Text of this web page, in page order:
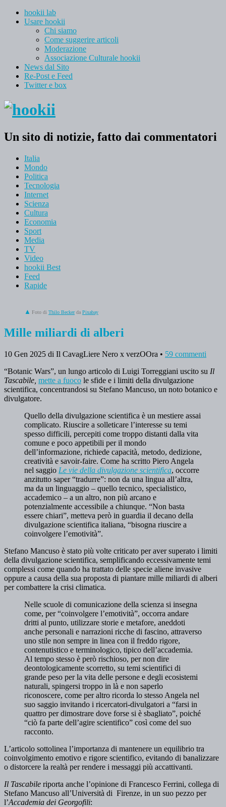
hookii lab
Usare hookii
Chi siamo
Come suggerire articoli
Moderazione
Associazione Culturale hookii
News dal Sito
Re-Post e Feed
Twitter e box
Un sito di notizie, fatto dai commentatori
Italia
Mondo
Politica
Tecnologia
Internet
Scienza
Cultura
Economia
Sport
Media
TV
Video
hookii Best
Feed
Rapide
Foto di Thilo Beckerda Pixabay
Mille miliardi di alberi
10 Gen 2025 di Il CavagLiere Nero x verzOOra • 59 commenti
“Botanic Wars”, un lungo articolo di Luigi Torreggiani uscito su Il
Tascabile, mette a fuoco le sfide e i limiti della divulgazione
scientifica, concentrandosi su Stefano Mancuso, un noto botanico e
divulgatore.
Quello della divulgazione scientifica è un mestiere assai
complicato. Riuscire a solleticare l’interesse su temi
spesso difficili, percepiti come troppo distanti dalla vita
comune e poco appetibili per il mondo
dell’informazione, richiede capacità, metodo, dedizione,
creatività e savoir-faire. Come ha scritto Piero Angela
nel saggio Le vie della divulgazione scientifica, occorre
anzitutto saper “tradurre”: non da una lingua all’altra,
ma da un linguaggio – quello tecnico, specialistico,
accademico – a un altro, non più arcano e
potenzialmente accessibile a chiunque. “Non basta
essere chiari”, metteva però in guardia il decano della
divulgazione scientifica italiana, “bisogna riuscire a
coinvolgere l’emotività”.
Stefano Mancuso è stato più volte criticato per aver superato i limiti
della divulgazione scientifica, semplificando eccessivamente temi
complessi come quando ha trattato delle specie aliene invasive
oppure a causa della sua proposta di piantare mille miliardi di alberi
per combattere la crisi climatica.
Nelle scuole di comunicazione della scienza si insegna
come, per “coinvolgere l’emotività”, occorra andare
dritti al punto, utilizzare storie e metafore, aneddoti
anche personali e narrazioni ricche di fascino, attraverso
uno stile non sempre in linea con il freddo rigore,
contenutistico e terminologico, tipico dell’accademia.
Al tempo stesso è però rischioso, per non dire
deontologicamente scorretto, su temi scientifici di
grande peso per la vita delle persone e degli ecosistemi
naturali, spingersi troppo in là e non saperlo
riconoscere, come per altro ricorda lo stesso Angela nel
suo saggio invitando i ricercatori-divulgatori a “farsi in
quattro per dimostrare dove forse si è sbagliato”, poiché
“ciò fa parte dell’agire scientifico” così come del suo
racconto.
L’articolo sottolinea l’importanza di mantenere un equilibrio tra
coinvolgimento emotivo e rigore scientifico, evitando di banalizzare
o distorcere la realtà per rendere i messaggi più accattivanti.
Il Tascabile riporta anche l’opinione di Francesco Ferrini, collega di
Stefano Mancuso all’Università di Firenze, in un suo pezzo per
l’Accademia dei Georgofili: